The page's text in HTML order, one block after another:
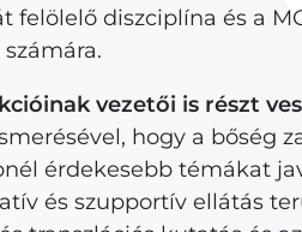
felölelő diszciplína és a
vezetői is részt
hogy a bőség
érdekesebb témákat
és szupportív ellátás